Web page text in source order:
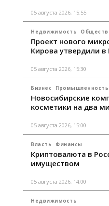
05 августа 2026, 15:55
Недвижимость
Проект нового
Кирова утвердили
05 августа 2026, 15:30
Бизнес Промышленность
Новосибирские
косметики на два
05 августа 2026, 15:00
Власть Финансы
Криптовалюта в
имуществом
05 августа 2026, 14:00
Недвижимость